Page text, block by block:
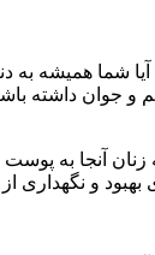
همیشه به
داشته
آنجا به
و نگهداری